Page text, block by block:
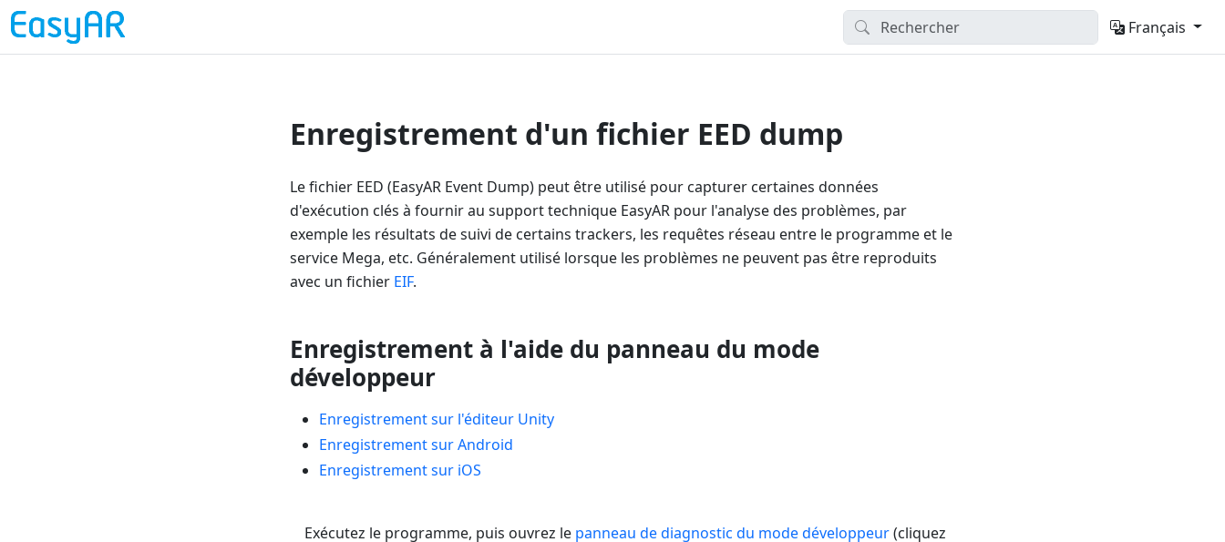
Français
Enregistrement d'un fichier EED dump
Le fichier EED (EasyAR Event Dump) peut être utilisé pour capturer certaines données
d'exécution clés à fournir au support technique EasyAR pour l'analyse des problèmes, par
exemple les résultats de suivi de certains trackers, les requêtes réseau entre le programme et le
service Mega, etc. Généralement utilisé lorsque les problèmes ne peuvent pas être reproduits
avec un fichier EIF.
Enregistrement à l'aide du panneau du mode
développeur
Enregistrement sur l'éditeur Unity
Enregistrement sur Android
Enregistrement sur iOS
Exécutez le programme, puis ouvrez le panneau de diagnostic du mode développeur(cliquez